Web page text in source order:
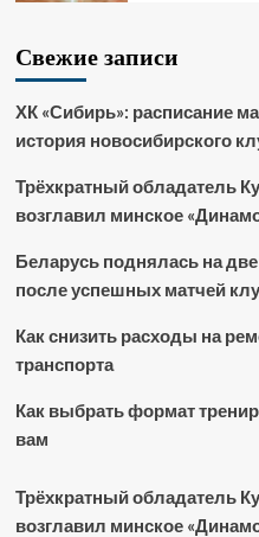
Свежие записи
ХК «Сибирь»: расписание
история новосибирского
Трёхкратный обладатель
возглавил минское
Беларусь поднялась на
после успешных матчей
Как снизить расходы на
транспорта
Как выбрать формат
вам
Трёхкратный обладатель
возглавил минское